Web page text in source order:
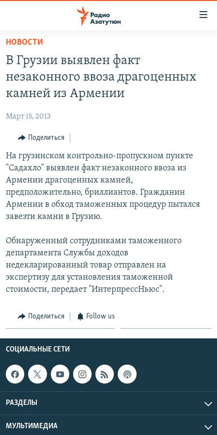
Перейти
основному
содержанию
основной
навигации
Перейти
поиску
НОВОСТИ
ПОЛИТИКА
ЭКОНОМИКА
РЕГИОН
НАГОРНЫЙ КАРАБАХ
КУЛЬТУРА
СПОРТ
АРХИВ
Հայերեն
English
Русский
Все сайты Радио Азатутюн
НОВОСТИ
В Грузии выявлен факт
незаконного ввоза драгоценных
камней из Армении
Март 15, 2013
Поделиться
На грузинском контрольно-пропускном пункте
"Садахло" выявлен факт незаконного ввоза из
Армении драгоценных камней,
предположительно, бриллиантов. Гражданин
Армении в обход таможенных процедур пытался
завезти камни в Грузию.
Обнаруженный сотрудниками таможенного
департамента Службы доходов
недекларированный товар отправлен на
экспертизу для установления таможенной
стоимости, передает "ИнтерпрессНьюс".
Поделиться Follow us
СОЦИАЛЬНЫЕ СЕТИ
РАЗДЕЛЫ
МУЛЬТИМЕДИА